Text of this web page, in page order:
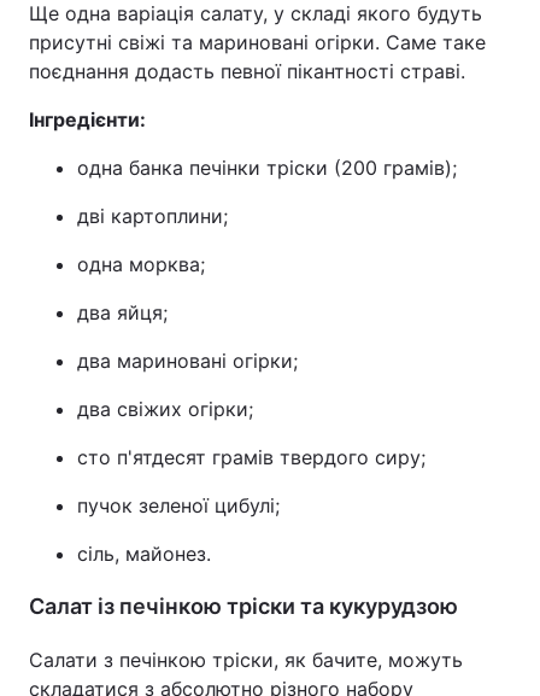
Ще одна варіація салату, у складі якого будуть
присутні свіжі та мариновані огірки. Саме таке
поєднання додасть певної пікантності страві.
Інгредієнти:
одна банка печінки тріски (200 грамів);
дві картоплини;
одна морква;
два яйця;
два мариновані огірки;
два свіжих огірки;
сто п'ятдесят грамів твердого сиру;
пучок зеленої цибулі;
сіль, майонез.
Салат із печінкою тріски та кукурудзою
Салати з печінкою тріски, як бачите, можуть
складатися з абсолютно різного набору